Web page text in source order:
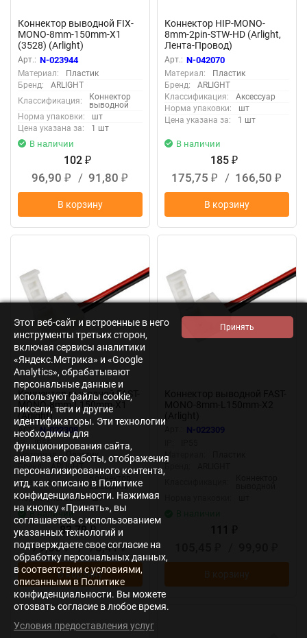
Коннектор выводной FIX-
MONO-8mm-150mm-X1
(3528) (Arlight)
Арт.: N-023944
Материал:
Пластик
Бренд:
ARLIGHT
Классификация:
Коннектор
выводной
Норма упаковки:
шт
Цена указана за:
1 шт
В наличии
102 ₽
96,90 ₽ / 91,80 ₽
В корзину
Коннектор HIP-MONO-
8mm-2pin-STW-HD (Arlight,
Лента-Провод)
Арт.: N-042070
Материал:
Пластик
Бренд:
ARLIGHT
Классификация:
Аксессуар
Норма упаковки:
шт
Цена указана за:
1 шт
В наличии
185 ₽
175,75 ₽ / 166,50 ₽
В корзину
Коннектор выводной FAST-
MONO-8mm-L150mm-X1
(Arlight)
Арт.: N-022308
IP:
IP55
Материал:
Пластик
Бренд:
ARLIGHT
Классификация:
Коннектор
выводной
Норма упаковки:
шт
В наличии
83,79₽
79,60₽/75,41₽
В корзину
N-022309
Материал:
Этот веб-сайт и встроенные в него
инструменты третьих сторон,
включая сервисы аналитики
«Яндекс.Метрика» и «Google
Analytics», обрабатывают
персональные данные и
используют файлы cookie,
пиксели, теги и другие
идентификаторы. Эти технологии
необходимы для
функционирования сайта,
анализа его работы, отображения
персонализированного контента,
итд, как описано в Политике
конфиденциальности. Нажимая
на кнопку «Принять», вы
соглашаетесь с использованием
указанных технологий и
подтверждаете свое согласие на
обработку персональных данных,
в соответствии с условиями,
описанными в Политике
конфиденциальности. Вы можете
отозвать согласие в любое время.
Условия предоставления услуг